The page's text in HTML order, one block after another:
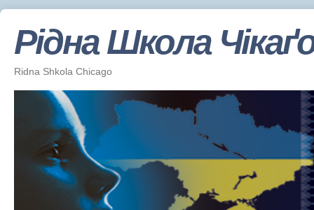
Рідна Школа
Ridna Shkola Chicago